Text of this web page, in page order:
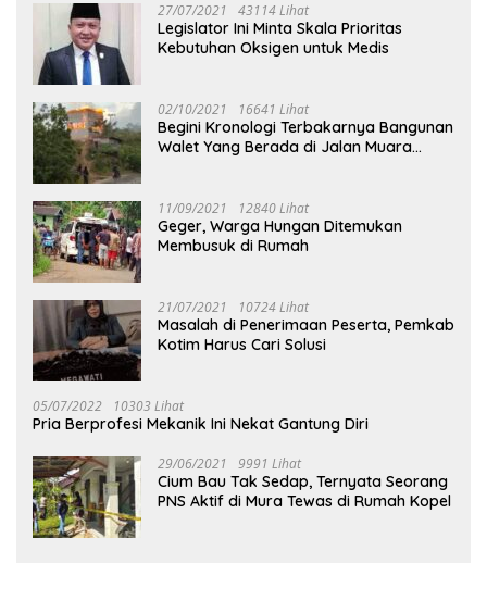
27/07/2021 43114 Lihat
Legislator Ini Minta Skala Prioritas
Kebutuhan Oksigen untuk Medis
02/10/2021 16641 Lihat
Begini Kronologi Terbakarnya Bangunan
Walet Yang Berada di Jalan Muara
11/09/2021 12840 Lihat
Geger, Warga Hungan Ditemukan
Membusuk di Rumah
21/07/2021 10724 Lihat
Masalah di Penerimaan Peserta, Pemkab
Kotim Harus Cari Solusi
05/07/2022 10303 Lihat
Pria Berprofesi Mekanik Ini Nekat Gantung Diri
29/06/2021 9991 Lihat
Cium Bau Tak Sedap, Ternyata Seorang
PNS Aktif di Mura Tewas di Rumah Kopel